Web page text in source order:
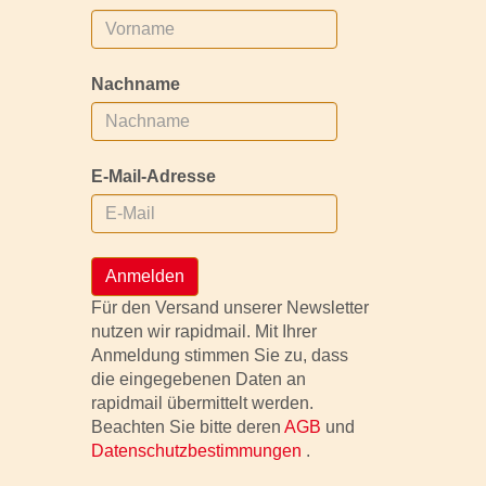
Nachname
E-Mail-Adresse
Anmelden
Für den Versand unserer Newsletter
nutzen wir rapidmail. Mit Ihrer
Anmeldung stimmen Sie zu, dass
die eingegebenen Daten an
rapidmail übermittelt werden.
Beachten Sie bitte deren AGB und
Datenschutzbestimmungen .